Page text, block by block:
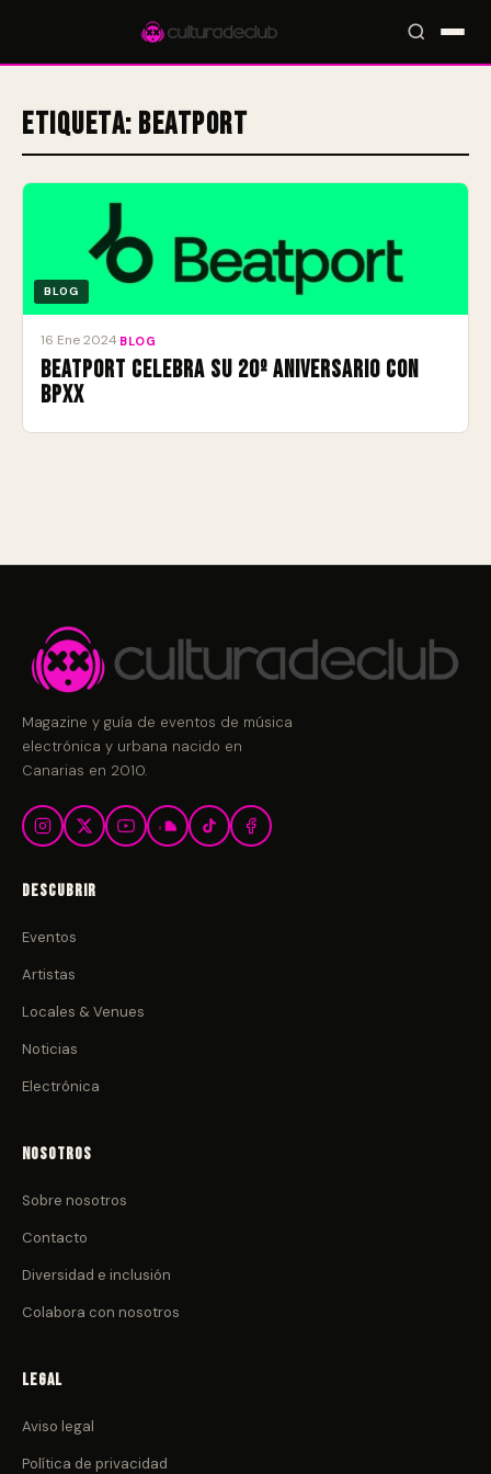
Accesos rápidos: 🎪 Eventos🎤 Artistas📍 Locales📰 Magazine
Etiqueta: Beatport
BLOG
16 Ene 2024 BLOG
Beatport celebra su 20º aniversario con
BPXX
Magazine y guía de eventos de música
electrónica y urbana nacido en
Canarias en 2010.
Descubrir
Eventos
Artistas
Locales & Venues
Noticias
Electrónica
Nosotros
Sobre nosotros
Contacto
Diversidad e inclusión
Colabora con nosotros
Legal
Aviso legal
Política de privacidad